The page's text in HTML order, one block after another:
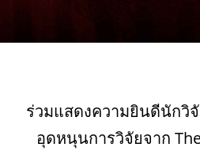
ร่วมแสดงความยินดีนักวิ
อุดหนุนการวิจัยจาก